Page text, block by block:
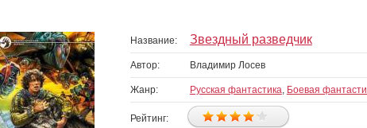
Название: Звездный разведчик
Автор: Владимир Лосев
Жанр: Русская фантастика, Боевая
Рейтинг: